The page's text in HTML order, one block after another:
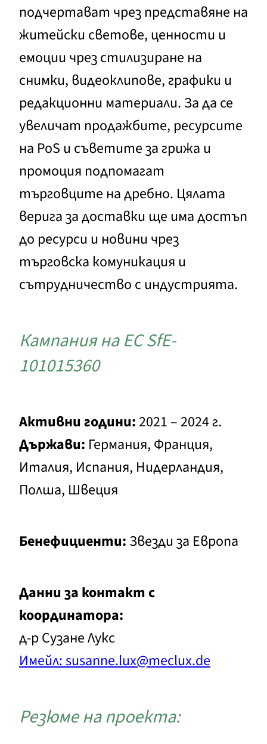
подчертават чрез представяне на
житейски светове, ценности и
емоции чрез стилизиране на
снимки, видеоклипове, графики и
редакционни материали. За да се
увеличат продажбите, ресурсите
на PoS и съветите за грижа и
промоция подпомагат
търговците на дребно. Цялата
верига за доставки ще има достъп
до ресурси и новини чрез
търговска комуникация и
сътрудничество с индустрията.
Кампания на ЕС SfE-
101015360
Активни години: 2021 – 2024 г.
Държави: Германия, Франция,
Италия, Испания, Нидерландия,
Полша, Швеция
Бенефициенти: Звезди за Европа
Данни за контакт с
координатора:
д-р Сузане Лукс
Имейл: susanne.lux@meclux.de
Резюме на проекта: